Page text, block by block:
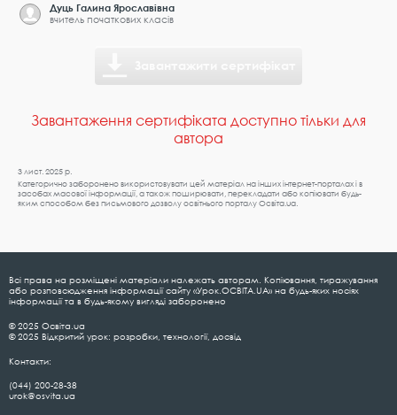
Дуць Галина Ярославівна
вчитель початкових класів
Завантаження сертифіката доступно тільки для
автора
3 лист. 2025 р.
Категорично заборонено використовувати цей матеріал на інших інтернет-порталах і в
засобах масової інформації, а також поширювати, перекладати або копіювати будь-
яким способом без письмового дозволу освітнього порталу Освіта.ua.
Всі права на розміщені матеріали належать авторам. Копіювання, тиражування
або розповсюдження інформації сайту «Урок.ОСВІТА.UA» на будь-яких носіях
інформації та в будь-якому вигляді заборонено
© 2025 Освіта.ua
© 2025 Відкритий урок: розробки, технології, досвід
Контакти:
(044) 200-28-38
urok@osvita.ua